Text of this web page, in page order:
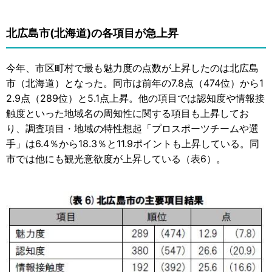
北広島市(北海道)の各項目が急上昇
今年、市区町村で最も魅力度の点数が上昇したのは北広島
市（北海道）となった。同市は前年の7.8点（474位）から1
2.9点（289位）と5.1点上昇。他の項目では認知度や情報接
触度といった地域名の周知性に関する項目も上昇してお
り、調査項目・地域の特性想起「プロスポーツチームや選
手」は6.4％から18.3％と11.9ポイントも上昇している。同
市では他にも観光意欲度が上昇している（表6）。